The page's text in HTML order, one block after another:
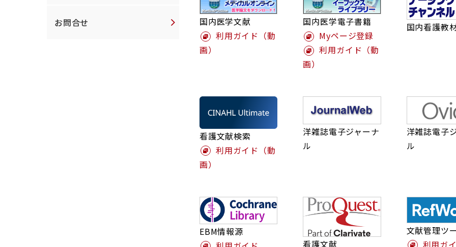
お問合せ
国内医学文献
利用ガイド（動
画）
国内医学電子書籍
Myページ登録
利用ガイド（動
画）
国内看護教
看護文献検索
利用ガイド（動
画）
洋雑誌電子ジャーナ
ル
洋雑誌電子
ル
EBM情報源
看護文献
文献管理ツ
利用ガ